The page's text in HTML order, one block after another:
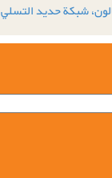
شبكة حديد التسلي